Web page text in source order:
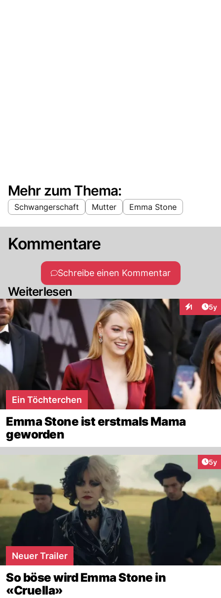
Mehr zum Thema:
Schwangerschaft Mutter Emma Stone
Kommentare
Schreibe einen Kommentar
Weiterlesen
1 5y
Ein Töchterchen
Emma Stone ist erstmals Mama
geworden
5y
Neuer Trailer
So böse wird Emma Stone in
«Cruella»